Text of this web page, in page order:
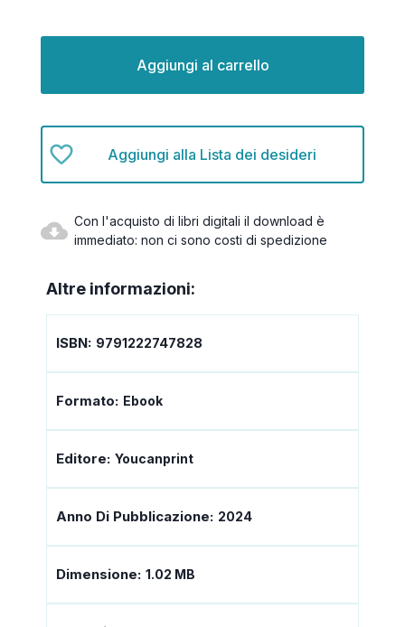
Aggiungi alla Lista dei desideri
Con l'acquisto di libri digitali il download è
immediato: non ci sono costi di spedizione
Altre informazioni:
ISBN: 9791222747828
Formato: Ebook
Editore: Youcanprint
Anno Di Pubblicazione: 2024
Dimensione: 1.02 MB